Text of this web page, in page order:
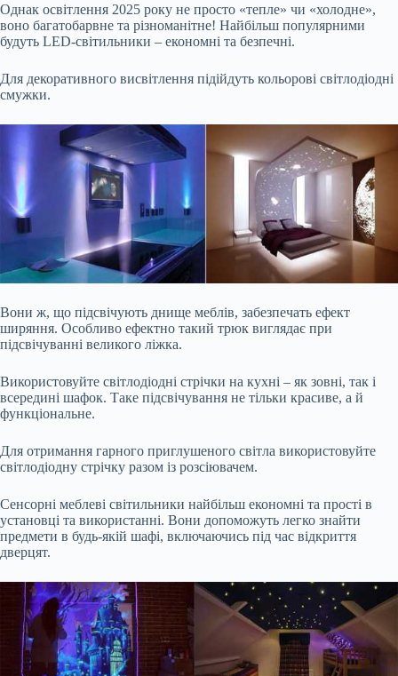
Однак освітлення 2025 року не просто «тепле» чи «холодне»,
воно багатобарвне та різноманітне! Найбільш популярними
будуть LED-світильники – економні та безпечні.
Для декоративного висвітлення підійдуть кольорові світлодіодні
смужки.
Вони ж, що підсвічують днище меблів, забезпечать ефект
ширяння. Особливо ефектно такий трюк виглядає при
підсвічуванні великого ліжка.
Використовуйте світлодіодні стрічки на кухні – як зовні, так і
всередині шафок. Таке підсвічування не тільки красиве, а й
функціональне.
Для отримання гарного приглушеного світла використовуйте
світлодіодну стрічку разом із розсіювачем.
Сенсорні меблеві світильники найбільш економні та прості в
установці та використанні. Вони допоможуть легко знайти
предмети в будь-якій шафі, включаючись під час відкриття
дверцят.